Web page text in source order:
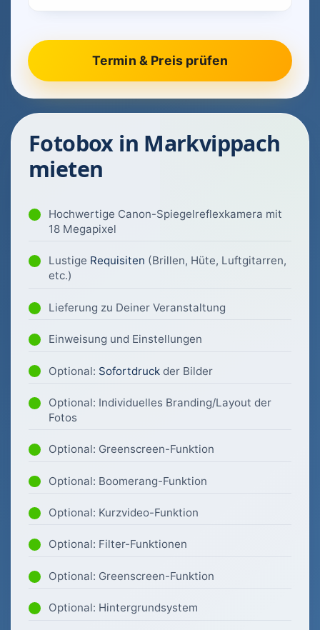
Fotobox in Markvippach
mieten
Hochwertige Canon-Spiegelreflexkamera mit
18 Megapixel
Lustige Requisiten (Brillen, Hüte, Luftgitarren,
etc.)
Lieferung zu Deiner Veranstaltung
Einweisung und Einstellungen
Optional: Sofortdruck der Bilder
Optional: Individuelles Branding/Layout der
Fotos
Optional: Greenscreen-Funktion
Optional: Boomerang-Funktion
Optional: Kurzvideo-Funktion
Optional: Filter-Funktionen
Optional: Greenscreen-Funktion
Optional: Hintergrundsystem